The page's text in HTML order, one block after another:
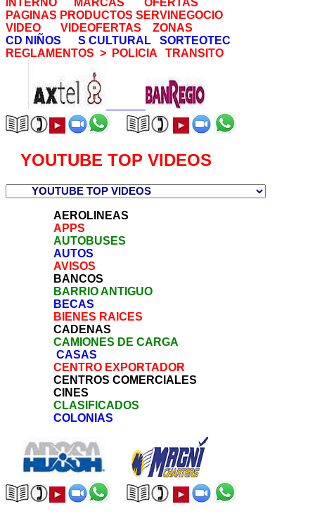
INTERNO
MARCAS
OFERTAS
PAGINAS PRODUCTOS SERVINEGOCIO
VIDEO
VIDEOFERTAS
ZONAS
CD NIÑOS
S CULTURAL
SORTEOTEC
REGLAMENTOS >
POLICIA TRANSITO
YOUTUBE TOP VIDEOS
AEROLINEAS
APPS
AUTOBUSES
AUTOS
AVISOS
BANCOS
BARRIO ANTIGUO
BECAS
BIENES RAICES
CADENAS
CAMIONES DE CARGA
CASAS
CENTRO EXPORTADOR
CENTROS COMERCIALES
CINES
CLASIFICADOS
COLONIAS